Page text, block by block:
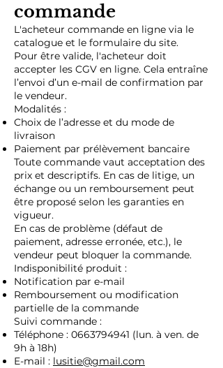
commande
L'acheteur commande en ligne via le
catalogue et le formulaire du site.
Pour être valide, l'acheteur doit
accepter les CGV en ligne. Cela entraîne
l’envoi d’un e-mail de confirmation par
le vendeur.
Modalités :
Choix de l’adresse et du mode de
livraison
Paiement par prélèvement bancaire
Toute commande vaut acceptation des
prix et descriptifs. En cas de litige, un
échange ou un remboursement peut
être proposé selon les garanties en
vigueur.
En cas de problème (défaut de
paiement, adresse erronée, etc.), le
vendeur peut bloquer la commande.
Indisponibilité produit :
Notification par e-mail
Remboursement ou modification
partielle de la commande
Suivi commande :
Téléphone : 0663794941 (lun. à ven. de
9h à 18h)
E-mail : lusitie@gmail.com